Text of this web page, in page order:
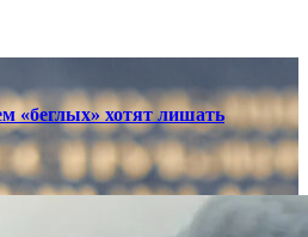
«беглых» хотят лишать